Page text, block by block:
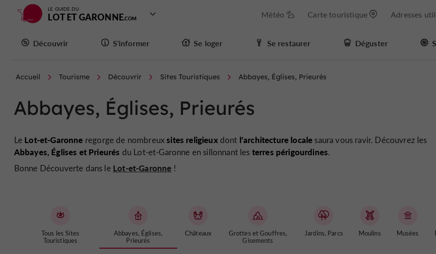
LE GUIDE DU
LOT ET GARONNE Météo Carte touristique Adresses
Découvrir S'informer Se loger Se restaurer Déguster
Accueil Tourisme Découvrir Sites Touristiques Abbayes, Églises, Prieurés
Abbayes, Églises, Prieurés
Le Lot-et-Garonne regorge de nombreuxsites religieuxdont l’architecture locale saura vous ravir. Découvrez les
Abbayes, Églises et Prieurés du Lot-et-Garonne en sillonnant les terres périgourdines.
Bonne Découverte dans le Lot-et-Garonne !
Tous les Sites
Touristiques
Abbayes, Églises,
Prieurés
Châteaux
Grottes et Gouffres,
Gisements
Jardins, Parcs Moulins Musées